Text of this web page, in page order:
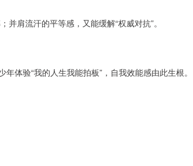
肩流汗的平等感，又能缓解“权威对抗”。
体验“我的人生我能拍板”，自我效能感由此生根。